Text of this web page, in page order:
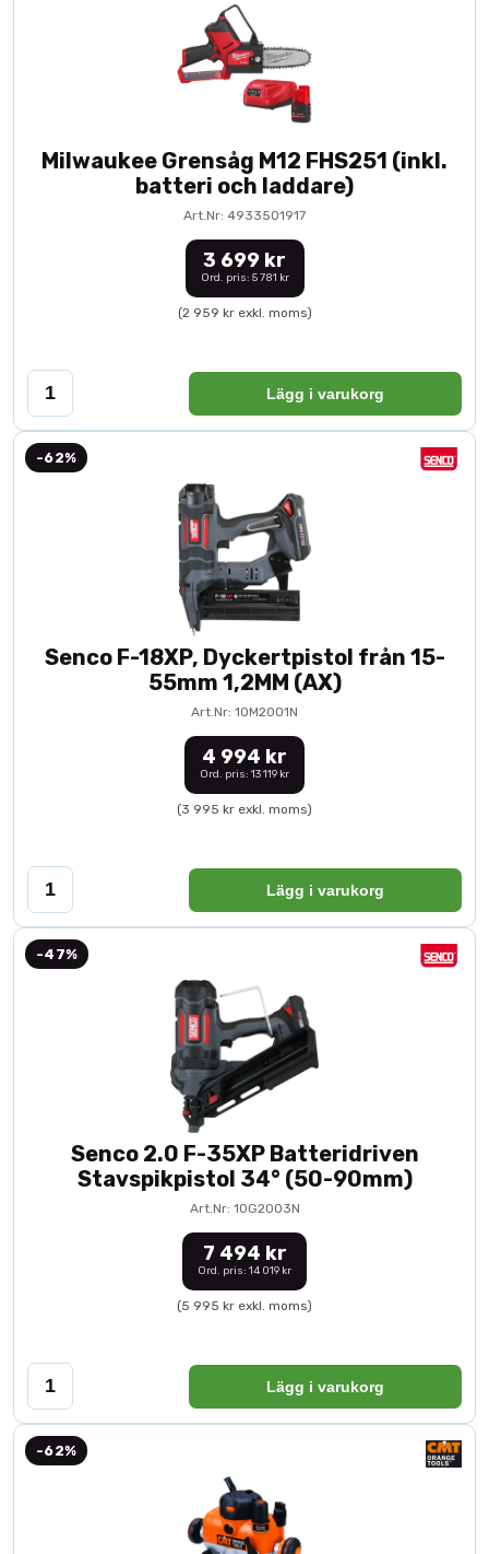
Milwaukee Grensåg M12 FHS251 (inkl.
batteri och laddare)
Art.Nr: 4933501917
3 699 kr
Ord. pris: 5 781 kr
(2 959 kr exkl. moms)
Lägg i varukorg
-62%
Senco F-18XP, Dyckertpistol från 15-
55mm 1,2MM (AX)
Art.Nr: 10M2001N
4 994 kr
Ord. pris: 13 119 kr
(3 995 kr exkl. moms)
Lägg i varukorg
-47%
Senco 2.0 F-35XP Batteridriven
Stavspikpistol 34° (50-90mm)
Art.Nr: 10G2003N
7 494 kr
Ord. pris: 14 019 kr
(5 995 kr exkl. moms)
Lägg i varukorg
-62%